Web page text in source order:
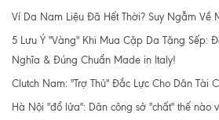
Ví Da Nam Liệu Đã Hết Thời? Suy Ngẫm Về
5 Lưu Ý "Vàng" Khi Mua Cặp Da Tặng Sếp:
Nghĩa & Đúng Chuẩn Made in Italy!
Clutch Nam: "Trợ Thủ" Đắc Lực Cho Dân Tài
Hà Nội "đổ lửa": Dân công sở "chất" thế nào